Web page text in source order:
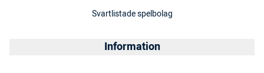
Svartlistade spelbolag
Information